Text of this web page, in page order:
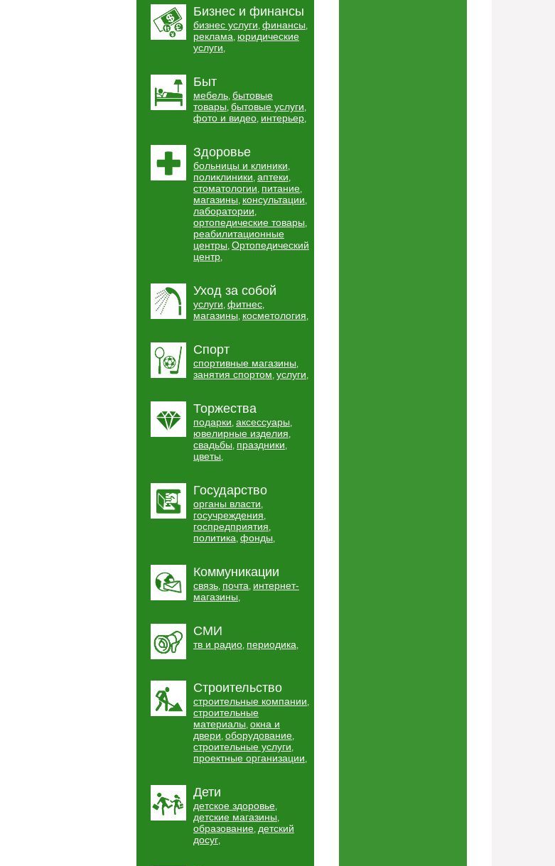
Бизнес и финансы
бизнес услуги, финансы,
реклама, юридические
услуги,
Быт
мебель, бытовые
товары, бытовые услуги,
фото и видео, интерьер,
Здоровье
больницы и клиники,
поликлиники, аптеки,
стоматологии, питание,
магазины, консультации,
лаборатории,
ортопедические товары,
реабилитационные
центры, Ортопедический
центр,
Уход за собой
услуги, фитнес,
магазины, косметология,
Спорт
спортивные магазины,
занятия спортом, услуги,
Торжества
подарки, аксессуары,
ювелирные изделия,
свадьбы, праздники,
цветы,
Государство
органы власти,
госучреждения,
госпредприятия,
политика, фонды,
Коммуникации
связь, почта, интернет-
магазины,
СМИ
тв и радио, периодика,
Строительство
строительные компании,
строительные
материалы, окна и
двери, оборудование,
строительные услуги,
проектные организации,
Дети
детское здоровье,
детские магазины,
образование, детский
досуг,